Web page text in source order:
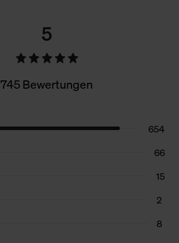
5
745 Bewertungen
654
66
15
2
8